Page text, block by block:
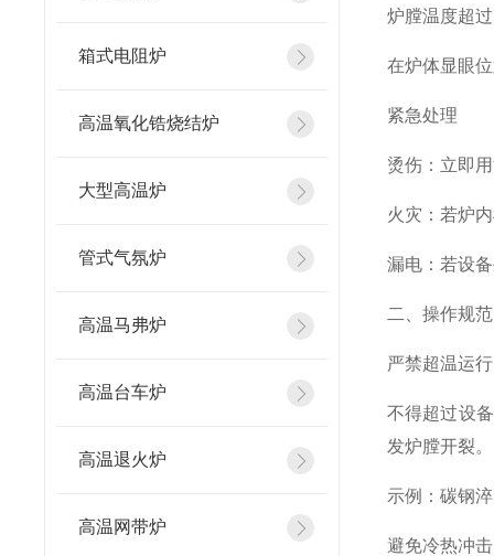
箱式电阻炉
高温氧化锆烧结炉
大型高温炉
管式气氛炉
高温马弗炉
高温台车炉
高温退火炉
高温网带炉
炉膛温度超
在炉体显眼
紧急处理
烫伤：立即
火灾：若炉
漏电：若设
二、操作规范
严禁超温运行
不得超过设
发炉膛开裂。
示例：碳钢
避免冷热冲击